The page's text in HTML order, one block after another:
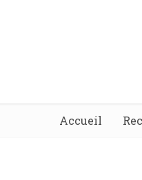
Accueil